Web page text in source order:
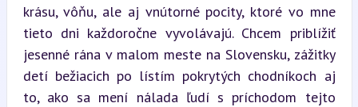
krásu, vôňu, ale aj vnútorné pocity, ktoré vo mne
tieto dni každoročne vyvolávajú. Chcem priblížiť
jesenné rána v malom meste na Slovensku, zážitky
detí bežiacich po lístím pokrytých chodníkoch aj
to, ako sa mení nálada ľudí s príchodom tejto